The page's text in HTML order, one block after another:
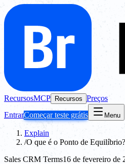
RecursosMCP Recursos Preços
EntrarComeçar teste grátis Menu
Explain
/O que é o Ponto de
Sales CRM Terms16 de fevereiro de